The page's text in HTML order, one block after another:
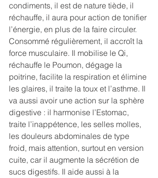
condiments, il est de nature tiède, il
réchauffe, il aura pour action de tonifier
l’énergie, en plus de la faire circuler.
Consommé régulièrement, il accroît la
force musculaire. Il mobilise le Qi,
réchauffe le Poumon, dégage la
poitrine, facilite la respiration et élimine
les glaires, il traite la toux et l’asthme. Il
va aussi avoir une action sur la sphère
digestive : il harmonise l’Estomac,
traite l’inappétence, les selles molles,
les douleurs abdominales de type
froid, mais attention, surtout en version
cuite, car il augmente la sécrétion de
sucs digestifs. Il aide aussi à la